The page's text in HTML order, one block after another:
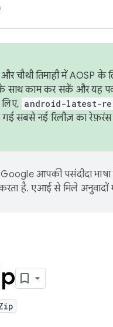
चौथी तिमाही में AOSP के
काम कर सकें और यह
android-latest-
सबसे नई रिलीज़ का रेफ़रंस
Google आपकी पसंदीदा
है. एआई से मिले अनुवादों